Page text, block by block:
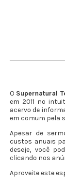
O Supernatural
em 2011 no
acervo de
em comum pela
Apesar de
custos anuais
deseje, você
clicando nos
Aproveite este